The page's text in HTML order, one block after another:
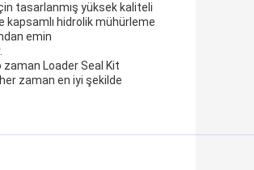
tasarlanmış yüksek kaliteli
hidrolik mühürleme
emin
zaman Loader Seal Kit
zaman en iyi şekilde